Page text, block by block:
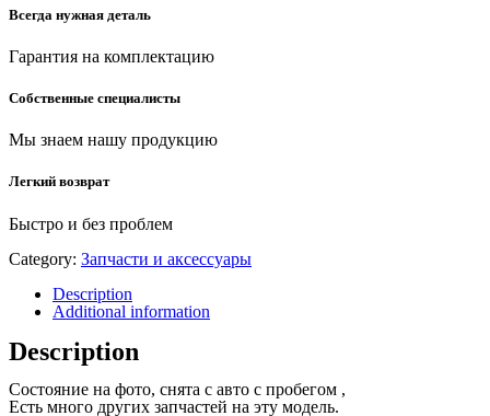
Всегда нужная деталь
Гарантия на комплектацию
Собственные специалисты
Мы знаем нашу продукцию
Легкий возврат
Быстро и без проблем
Category: Запчасти и аксессуары
Description
Additional information
Description
Состояние на фото, снята с авто с пробегом ,
Есть много других запчастей на эту модель.